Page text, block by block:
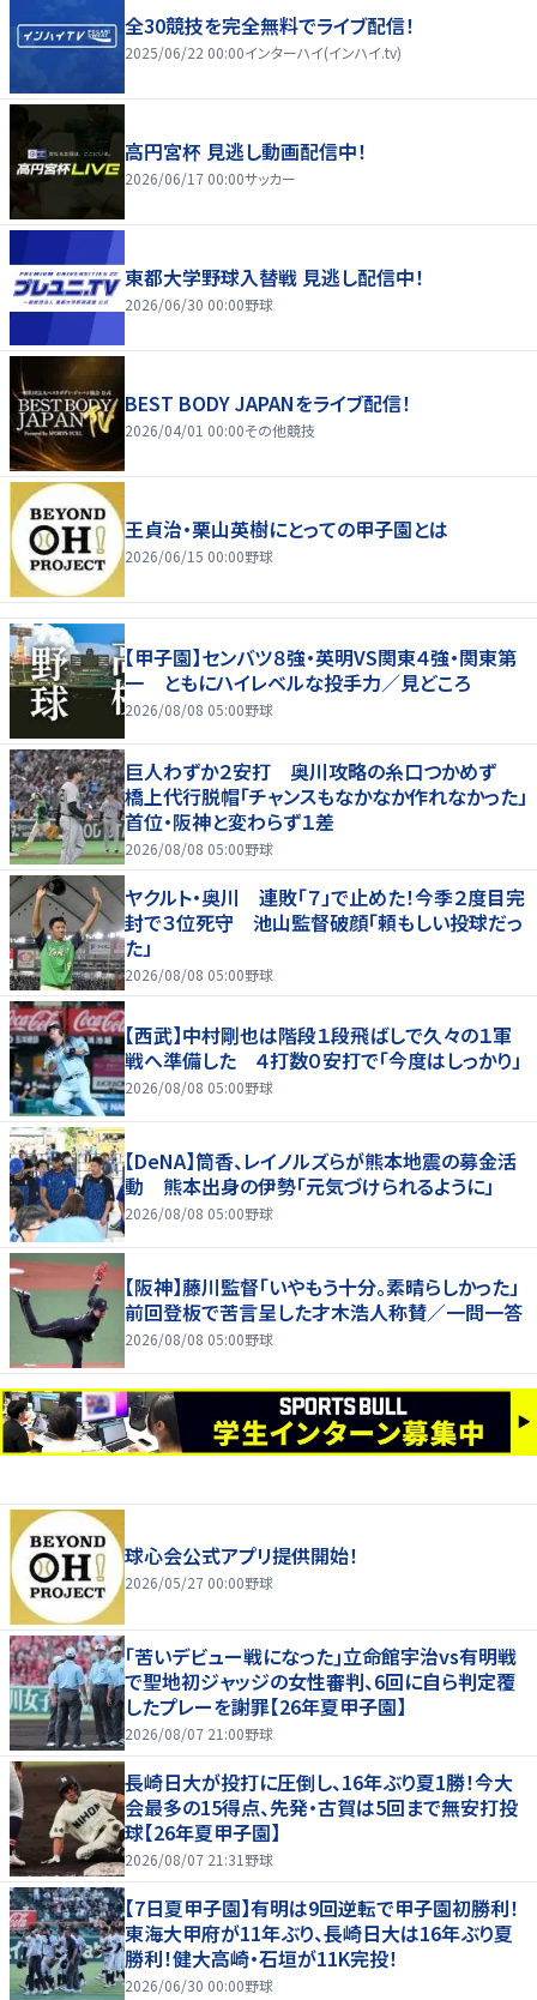
全30競技を完全無料でライブ配信！
2025/06/22 00:00インターハイ(インハイ.tv)
高円宮杯 見逃し動画配信中！
2026/06/17 00:00サッカー
東都大学野球入替戦 見逃し配信中！
2026/06/30 00:00野球
BEST BODY JAPANをライブ配信！
2026/04/01 00:00その他競技
王貞治・栗山英樹にとっての甲子園とは
2026/06/15 00:00野球
【甲子園】センバツ８強・英明VS関東４強・関東第
一 ともにハイレベルな投手力／見どころ
2026/08/08 05:00野球
巨人わずか２安打 奥川攻略の糸口つかめず
橋上代行脱帽「チャンスもなかなか作れなかった」
首位・阪神と変わらず１差
2026/08/08 05:00野球
ヤクルト・奥川 連敗「７」で止めた！今季２度目完
封で３位死守 池山監督破顔「頼もしい投球だっ
た」
2026/08/08 05:00野球
【西武】中村剛也は階段１段飛ばしで久々の１軍
戦へ準備した ４打数０安打で「今度はしっかり」
2026/08/08 05:00野球
【DeNA】筒香、レイノルズらが熊本地震の募金活
動 熊本出身の伊勢「元気づけられるように」
2026/08/08 05:00野球
【阪神】藤川監督「いやもう十分。素晴らしかった」
前回登板で苦言呈した才木浩人称賛／一問一答
2026/08/08 05:00野球
球心会公式アプリ提供開始！
2026/05/27 00:00野球
｢苦いデビュー戦になった｣立命館宇治vs有明戦
で聖地初ジャッジの女性審判、6回に自ら判定覆
したプレーを謝罪【26年夏甲子園】
2026/08/07 21:00野球
長崎日大が投打に圧倒し、16年ぶり夏1勝！今大
会最多の15得点、先発・古賀は5回まで無安打投
球【26年夏甲子園】
2026/08/07 21:31 野球
【7日夏甲子園】有明は9回逆転で甲子園初勝利！
東海大甲府が11年ぶり、長崎日大は16年ぶり夏
勝利！健大高崎・石垣が11K完投！
2026/06/30 00:00野球